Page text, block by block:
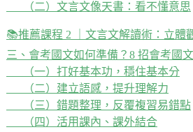
（二）文言文像天書：看不懂意思
📚️推薦課程 2 ｜文言文解讀術：立體
三、會考國文如何準備？8 招會考國
（一）打好基本功，穩住基本分
（二）建立語感，提升理解力
（三）錯題整理，反覆複習易錯點
（四）活用課內、課外結合